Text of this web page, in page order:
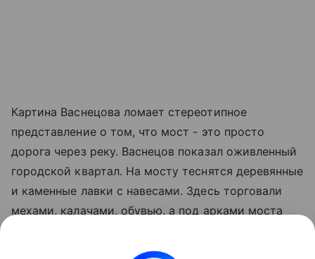
Картина Васнецова ломает стереотипное
представление о том, что мост - это просто
дорога через реку. Васнецов показал оживленный
городской квартал. На мосту теснятся деревянные
и каменные лавки с навесами. Здесь торговали
мехами, калачами, обувью, а под арками моста
ночью было небезопасно.